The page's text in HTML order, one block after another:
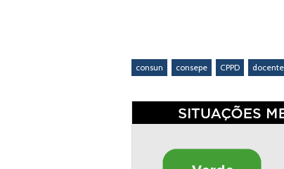
consun consepe CPPD